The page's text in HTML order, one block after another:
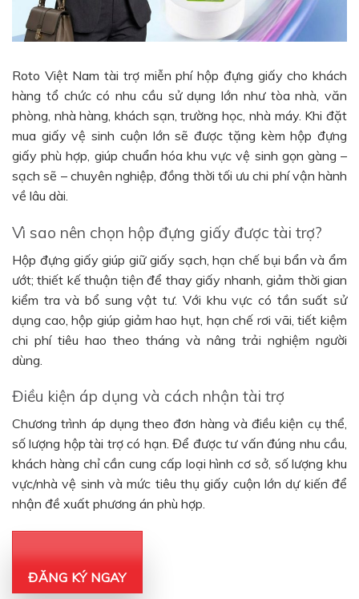
Roto Việt Nam tài trợ miễn phí hộp đựng giấy cho khách
hàng tổ chức có nhu cầu sử dụng lớn như tòa nhà, văn
phòng, nhà hàng, khách sạn, trường học, nhà máy. Khi đặt
mua giấy vệ sinh cuộn lớn sẽ được tặng kèm hộp đựng
giấy phù hợp, giúp chuẩn hóa khu vực vệ sinh gọn gàng –
sạch sẽ – chuyên nghiệp, đồng thời tối ưu chi phí vận hành
về lâu dài.
Vì sao nên chọn hộp đựng giấy được tài trợ?
Hộp đựng giấy giúp giữ giấy sạch, hạn chế bụi bẩn và ẩm
ướt; thiết kế thuận tiện để thay giấy nhanh, giảm thời gian
kiểm tra và bổ sung vật tư. Với khu vực có tần suất sử
dụng cao, hộp giúp giảm hao hụt, hạn chế rơi vãi, tiết kiệm
chi phí tiêu hao theo tháng và nâng trải nghiệm người
dùng.
Điều kiện áp dụng và cách nhận tài trợ
Chương trình áp dụng theo đơn hàng và điều kiện cụ thể,
số lượng hộp tài trợ có hạn. Để được tư vấn đúng nhu cầu,
khách hàng chỉ cần cung cấp loại hình cơ sở, số lượng khu
vực/nhà vệ sinh và mức tiêu thụ giấy cuộn lớn dự kiến để
nhận đề xuất phương án phù hợp.
ĐĂNG KÝ NGAY